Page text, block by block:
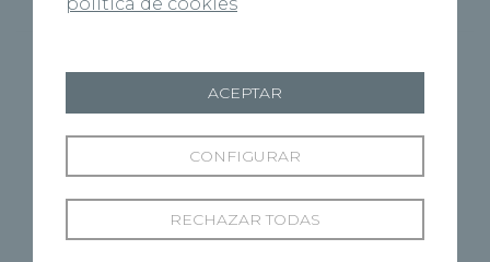
RECHAZAR TODAS
CONFIGURAR
ACEPTAR